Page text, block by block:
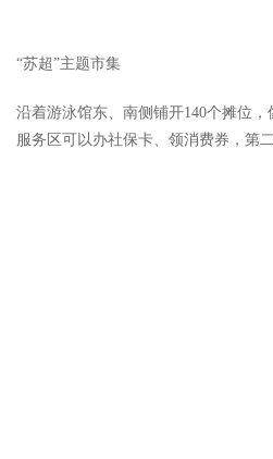
“苏超”主题市集
沿着游泳馆东、南侧铺开140个摊位
服务区可以办社保卡、领消费券，